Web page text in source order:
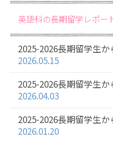
英語科の長期留学レポー
2025-2026長期留学生か
2026.05.15
2025-2026長期留学生か
2026.04.03
2025-2026長期留学生か
2026.01.20